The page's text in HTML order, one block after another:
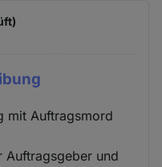
mit Auftragsmord
Auftragsgeber und